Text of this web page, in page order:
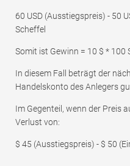
60 USD (Ausstiegspreis) - 50
Scheffel
Somit ist Gewinn = 10 $ * 100
In diesem Fall beträgt der
Handelskonto des Anlegers
Im Gegenteil, wenn der Preis
Verlust von:
$ 45 (Ausstiegspreis) - $ 50